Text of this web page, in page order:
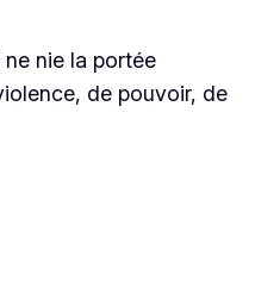
nie la portée
de pouvoir, de